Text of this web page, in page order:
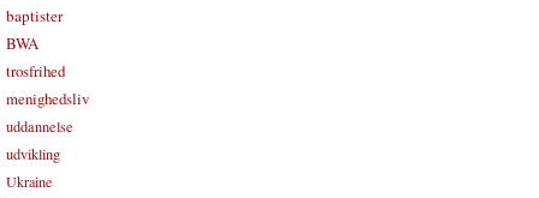
baptister
BWA
trosfrihed
menighedsliv
uddannelse
udvikling
Ukraine